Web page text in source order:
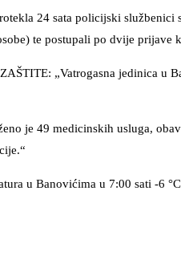
24 sata policijski službenici
te postupali po dvije prijave
„Vatrogasna jedinica u
je 49 medicinskih usluga,
u Banovićima u 7:00 sati -6